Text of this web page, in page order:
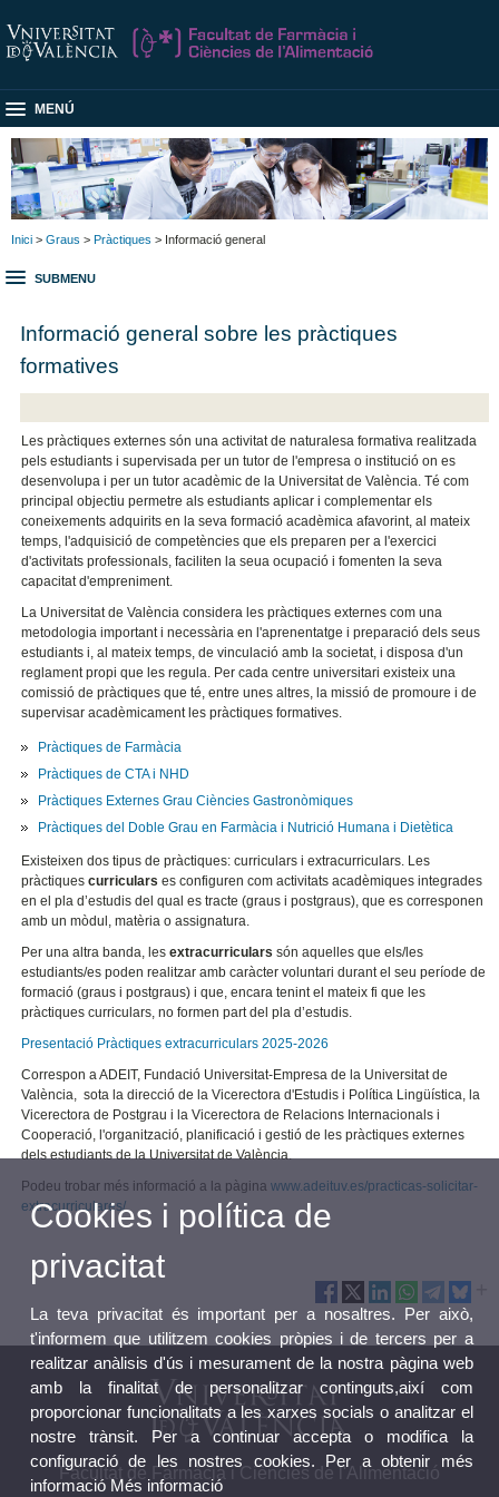
MENÚ
Inici > Graus > Pràctiques > Informació general
SUBMENU
Informació general sobre les pràctiques
formatives
Les pràctiques externes són una activitat de naturalesa formativa realitzada
pels estudiants i supervisada per un tutor de l'empresa o institució on es
desenvolupa i per un tutor acadèmic de la Universitat de València. Té com
principal objectiu permetre als estudiants aplicar i complementar els
coneixements adquirits en la seva formació acadèmica afavorint, al mateix
temps, l'adquisició de competències que els preparen per a l'exercici
d'activitats professionals, faciliten la seua ocupació i fomenten la seva
capacitat d'empreniment.
La Universitat de València considera les pràctiques externes com una
metodologia important i necessària en l'aprenentatge i preparació dels seus
estudiants i, al mateix temps, de vinculació amb la societat, i disposa d'un
reglament propi que les regula. Per cada centre universitari existeix una
comissió de pràctiques que té, entre unes altres, la missió de promoure i de
supervisar acadèmicament les pràctiques formatives.
Pràctiques de Farmàcia
Pràctiques de CTA i NHD
Pràctiques Externes Grau Ciències Gastronòmiques
Pràctiques del Doble Grau en Farmàcia i Nutrició Humana i Dietètica
Existeixen dos tipus de pràctiques: curriculars i extracurriculars. Les
pràctiquescurriculars es configuren com activitats acadèmiques integrades
en el pla d’estudis del qual es tracte (graus i postgraus), que es corresponen
amb un mòdul, matèria o assignatura.
Per una altra banda, lesextracurriculars són aquelles que els/les
estudiants/es poden realitzar amb caràcter voluntari durant el seu període de
formació (graus i postgraus) i que, encara tenint el mateix fi que les
pràctiques curriculars, no formen part del pla d’estudis.
Presentació Pràctiques extracurriculars 2025-2026
Correspon a ADEIT, Fundació Universitat-Empresa de la Universitat de
València, sota la direcció de la Vicerectora d'Estudis i Política Lingüística, la
Vicerectora de Postgrau i la Vicerectora de Relacions Internacionals i
Cooperació, l'organització, planificació i gestió de les pràctiques externes
dels estudiants de la Universitat de València.
Podeu trobar més informació a la pàgina www.adeituv.es/practicas-solicitar-
extracurriculares/
Facultat de Farmàcia i Ciències de l'Alimentació
Cookies i política de
privacitat
La teva privacitat és important per a nosaltres. Per això,
t'informem que utilitzem cookies pròpies i de tercers per a
realitzar anàlisis d'ús i mesurament de la nostra pàgina web
amb la finalitat de personalitzar continguts,així com
proporcionar funcionalitats a les xarxes socials o analitzar el
nostre trànsit. Per a continuar accepta o modifica la
configuració de les nostres cookies. Per a obtenir més
informacióMés informació